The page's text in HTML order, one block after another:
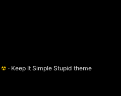
☢ · Keep It Simple Stupid theme